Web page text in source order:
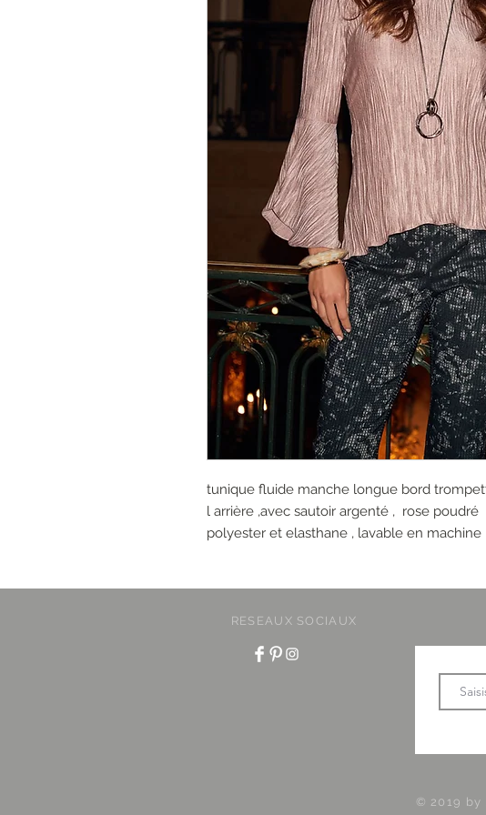
tunique fluide manche longue bord
l arrière ,avec sautoir argenté , rose poudré
polyester et elasthane , lavable en machine
RESEAUX SOCIAUX
© 2019 by